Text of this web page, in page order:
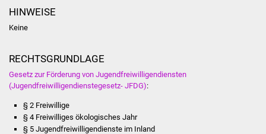
Lebenslagen
Senioren
HINWEISE
Keine
RECHTSGRUNDLAGE
Gesetz zur Förderung von Jugendfreiwilligendiensten
(Jugendfreiwilligendienstegesetz- JFDG):
§ 2 Freiwillige
§ 4 Freiwilliges ökologisches Jahr
§ 5 Jugendfreiwilligendienste im Inland